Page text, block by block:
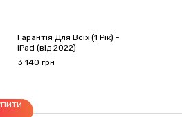
Гарантія Для Всіх (1 Рік) -
iPad (від 2022)
3 140 грн